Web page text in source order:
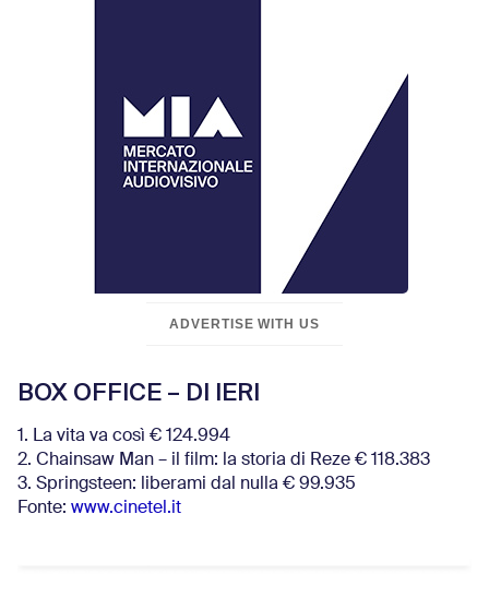
ADVERTISE WITH US
BOX OFFICE – DI IERI
1. La vita va così € 124.994
2. Chainsaw Man – il film: la storia di Reze € 118.383
3. Springsteen: liberami dal nulla € 99.935
Fonte: www.cinetel.it